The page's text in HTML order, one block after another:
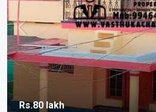
Rs.80 lakh